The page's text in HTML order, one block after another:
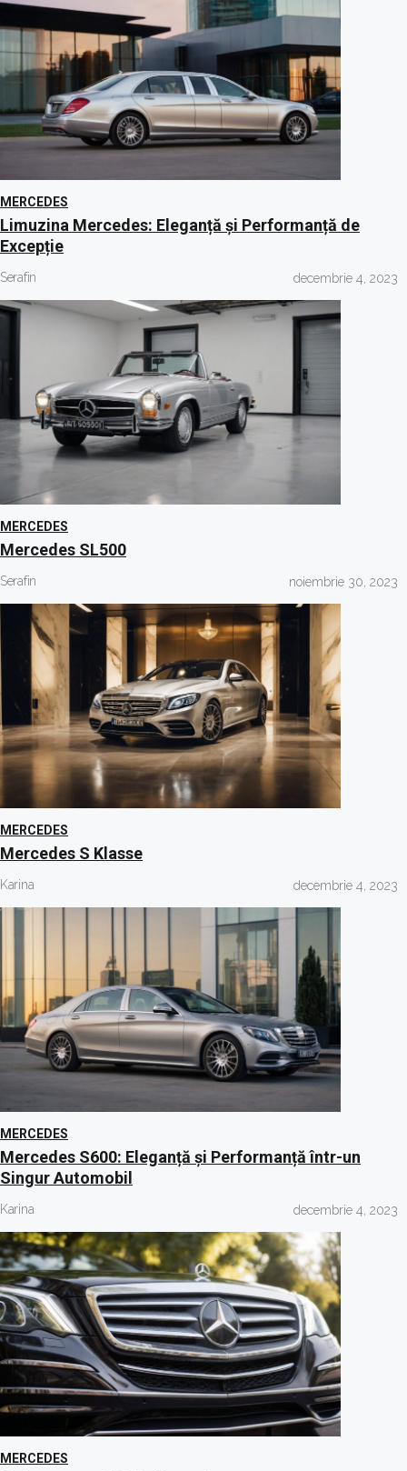
MERCEDES
Limuzina Mercedes: Eleganță și Performanță de
Excepție
Serafin decembrie 4, 2023
MERCEDES
Mercedes SL500
Serafin noiembrie 30, 2023
MERCEDES
Mercedes S Klasse
Karina decembrie 4, 2023
MERCEDES
Mercedes S600: Eleganță și Performanță într-un
Singur Automobil
Karina decembrie 4, 2023
MERCEDES